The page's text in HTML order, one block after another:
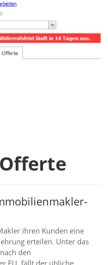
ihren Kunden eine
erteilen. Unter das
den
EU, fällt der übliche